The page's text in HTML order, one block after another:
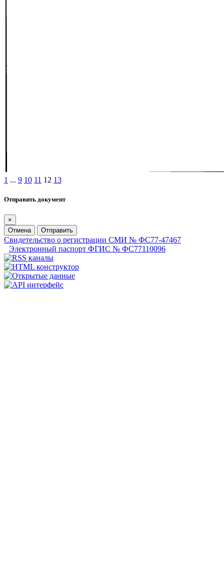
1 ... 9 10 11 12 13
Отправить документ
×
Отмена
Отправить
Свидетельство о регистрации СМИ № ФС77-47467
Электронный паспорт ФГИС № ФС77110096